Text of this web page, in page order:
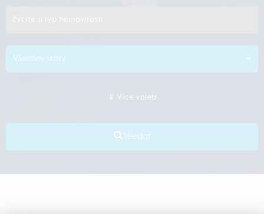
Všechny státy
Více voleb
Hledat